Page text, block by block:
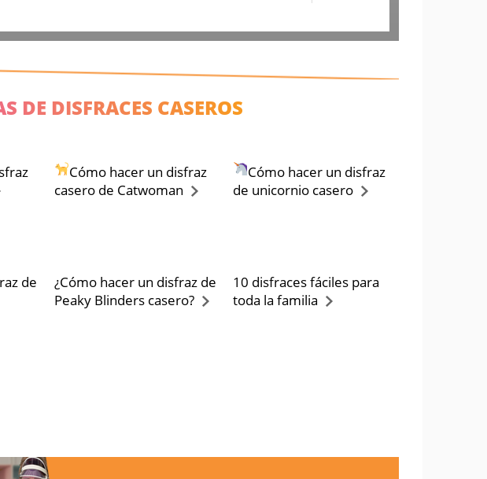
DE DISFRACES CASEROS
Cómo hacer un disfraz
casero de Catwoman
Cómo hacer un disfraz
de unicornio casero
de
¿Cómo hacer un disfraz de
Peaky Blinders casero?
10 disfraces fáciles para
toda la familia